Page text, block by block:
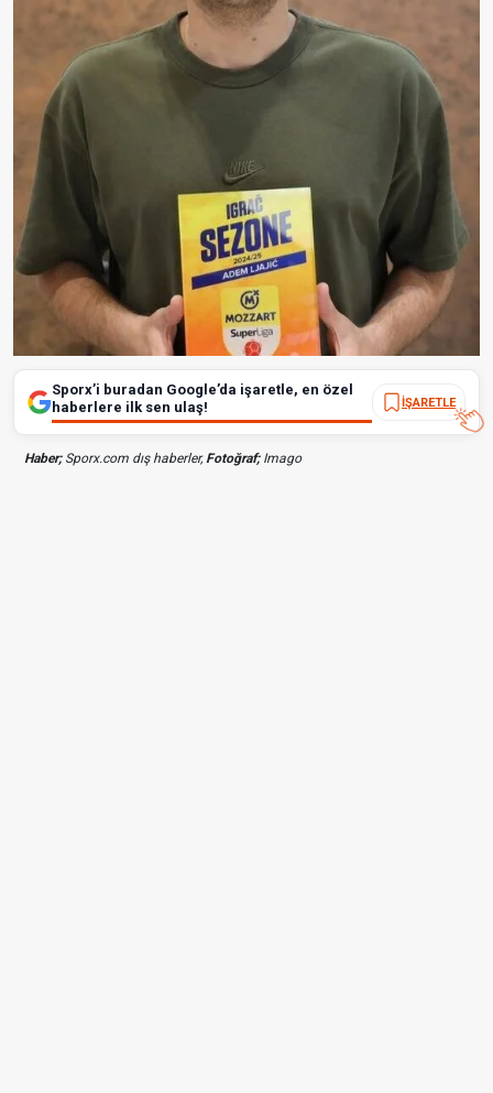
Sporx’i buradan Google’da işaretle, en özel
haberlere ilk sen ulaş!
İŞARETLE
Haber;Sporx.com dış haberler,Fotoğraf;Imago